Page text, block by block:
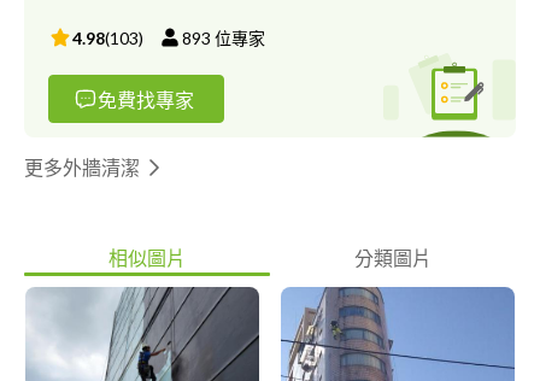
4.98(103) 893 位專家
免費找專家
更多外牆清潔
相似圖片 分類圖片